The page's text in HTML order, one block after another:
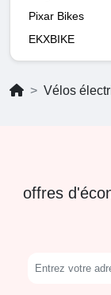
Pixar Bikes
EKXBIKE
Vélos
offres